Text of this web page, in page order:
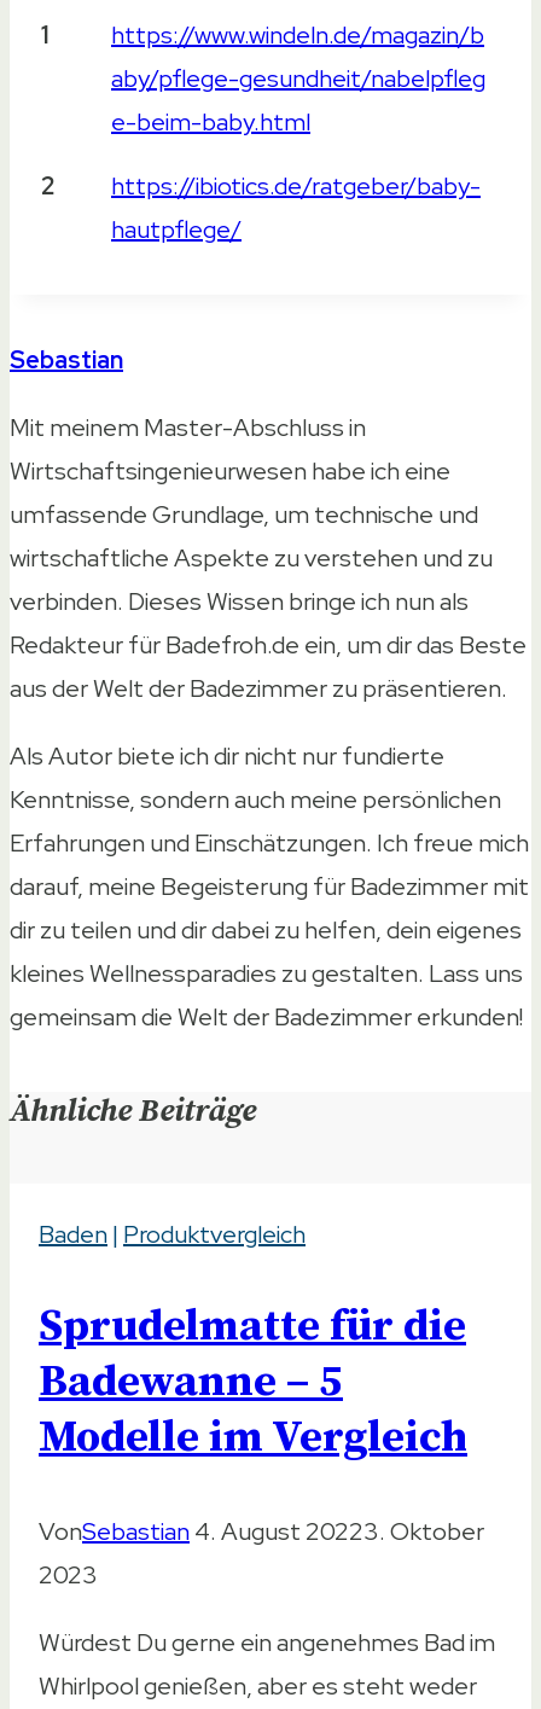
Weiterführende Links
1
https://www.windeln.de/magazin/b
aby/pflege-gesundheit/nabelpfleg
e-beim-baby.html
2
https://ibiotics.de/ratgeber/baby-
hautpflege/
Sebastian
Mit meinem Master-Abschluss in
Wirtschaftsingenieurwesen habe ich eine
umfassende Grundlage, um technische und
wirtschaftliche Aspekte zu verstehen und zu
verbinden. Dieses Wissen bringe ich nun als
Redakteur für Badefroh.de ein, um dir das Beste
aus der Welt der Badezimmer zu präsentieren.
Als Autor biete ich dir nicht nur fundierte
Kenntnisse, sondern auch meine persönlichen
Erfahrungen und Einschätzungen. Ich freue mich
darauf, meine Begeisterung für Badezimmer mit
dir zu teilen und dir dabei zu helfen, dein eigenes
kleines Wellnessparadies zu gestalten. Lass uns
gemeinsam die Welt der Badezimmer erkunden!
Ähnliche Beiträge
Baden| Produktvergleich
Sprudelmatte für die
Badewanne – 5
Modelle im Vergleich
VonSebastian4. August 20223. Oktober
2023
Würdest Du gerne ein angenehmes Bad im
Whirlpool genießen, aber es steht weder